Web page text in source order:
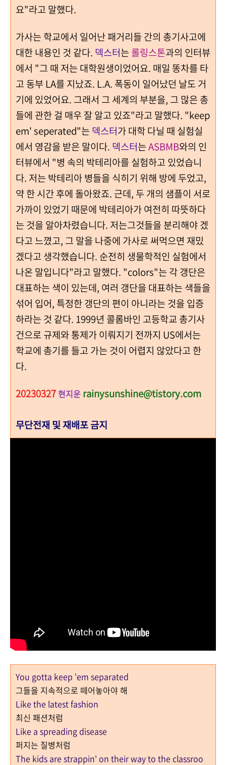
요"라고 말했다.
가사는 학교에서 일어난 패거리들 간의 총기사고에
대한 내용인 것 같다. 덱스터는 롤링스톤과의 인터뷰
에서 "그 때 저는 대학원생이었어요. 매일 똥차를 타
고 동부 LA를 지났죠. L.A. 폭동이 일어났던 날도 거
기에 있었어요. 그래서 그 세계의 부분을, 그 많은 총
들에 관한 걸 매우 잘 알고 있죠"라고 말했다. "keep
em' seperated"는 덱스터가 대학 다닐 때 실험실
에서 영감을 받은 말이다. 덱스터는ASBMB와의 인
터뷰에서 "병 속의 박테리아를 실험하고 있었습니
다. 저는 박테리아 병들을 식히기 위해 방에 두었고,
약 한 시간 후에 돌아왔죠. 근데, 두 개의 샘플이 서로
가까이 있었기 때문에 박테리아가 여전히 따뜻하다
는 것을 알아차렸습니다. 저는그것들을 분리해야 겠
다고 느꼈고, 그 말을 나중에 가사로 써먹으면 재밌
겠다고 생각했습니다. 순전히 생물학적인 실험에서
나온 말입니다"라고 말했다. "colors"는 각 갱단은
대표하는 색이 있는데, 여러 갱단을 대표하는 색들을
섞어 입어, 특정한 갱단의 편이 아니라는 것을 입증
하라는 것 같다. 1999년 콜롬바인 고등학교 총기사
건으로 규제와 통제가 이뤄지기 전까지 US에서는
학교에 총기를 들고 가는 것이 어렵지 않았다고 한
다.
20230327 현지운 rainysunshine@tistory.com
무단전재 및 재배포 금지
You gotta keep 'em separated
그들을 지속적으로 떼어놓아야 해
Like the latest fashion
최신 패션처럼
Like a spreading disease
퍼지는 질병처럼
The kids are strappin' on their way to the classroo